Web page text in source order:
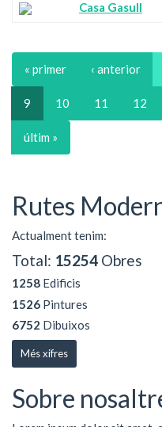
Casa Gasull
« primer ‹ anterior
9 10 11 12
últim »
Rutes
Actualment tenim:
Total: 15254 Obres
1258 Edificis
1526 Pintures
6752 Dibuixos
Més xifres
Sobre